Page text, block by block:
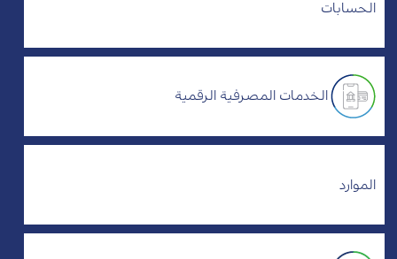
الحسابات
الخدمات المصرفية الرقمية
الموارد